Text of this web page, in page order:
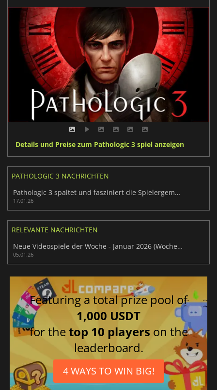
Details und Preise zum Pathologic 3 spiel anzeigen
PATHOLOGIC 3 NACHRICHTEN
Pathologic 3 spaltet und fasziniert die Spielergemeinschaft
17.01.26
RELEVANTE NACHRICHTEN
Neue Videospiele der Woche - Januar 2026 (Woche 2)
05.01.26
Featuring a total prize pool of
1,000 USDT
for thetop 10 players on the
leaderboard.
4 WAYS TO WIN BIG!